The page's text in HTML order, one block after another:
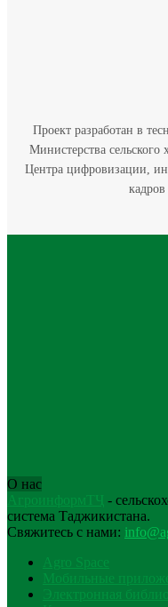
Проект разработан в
Министерства
Центра цифровизации,
кадров
О нас
АгроинформТҶ -
система Таджикистана.
Свяжитесь с нами:
Agro Space
Мобильные
Электронная